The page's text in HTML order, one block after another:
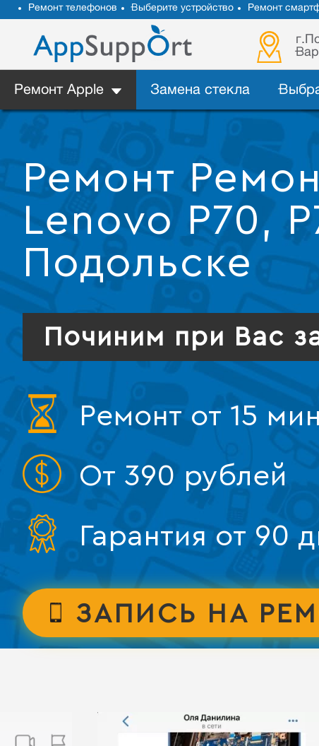
Ремонт телефонов Выберите устройство Ремонт
Ремонт Apple Замена стекла
Ремонт
Lenovo P70,
Подольске
Починим при Вас
Ремонт от 15 мин
От 390 рублей
Гарантия от 90
ЗАПИСЬ НА